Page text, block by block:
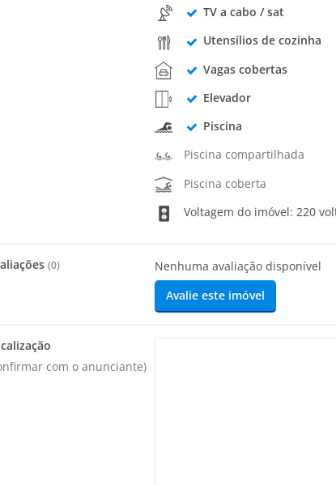
TV a cabo / sat
Utensílios de cozinha
Vagas cobertas
Elevador
Piscina
Piscina compartilhada
Piscina coberta
Voltagem do imóvel: 220
(0)
Nenhuma avaliação disponível
Avalie este imóvel
com o anunciante)